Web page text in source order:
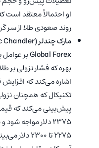
او احتمالاً معتقد است
روند صعودی طلا از سر
مارک چندلر(Marc Chandler)
Global Forexبر عوامل
بهره که فشار نزولی بر
اشاره می‌کند که
تکنیکال که همچنان
پیش‌بینی می‌کند که
2375 دلار مواجه
2275 تا